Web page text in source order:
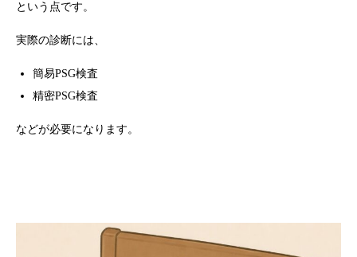
という点です。
実際の診断には、
簡易PSG検査
精密PSG検査
などが必要になります。